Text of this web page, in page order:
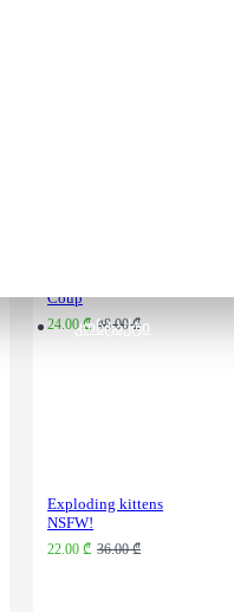
ᲙᲝᲜᲢᲐᲥᲢᲘ
Coup
24.00 ₾ 48.00 ₾
Exploding kittens
NSFW!
22.00 ₾ 36.00 ₾